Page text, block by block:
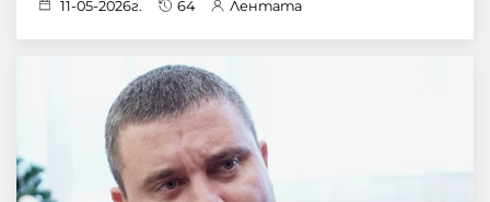
11-05-2026г. 64 Лентата